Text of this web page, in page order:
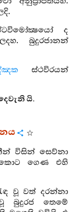
ද
බුදුරජානන්
ස්ථවිරයන්
යි.
විසින් සෙව්නා
ගෙණ එහි
වූ වත් දරන්නා
බුදුරජ තෙමේ